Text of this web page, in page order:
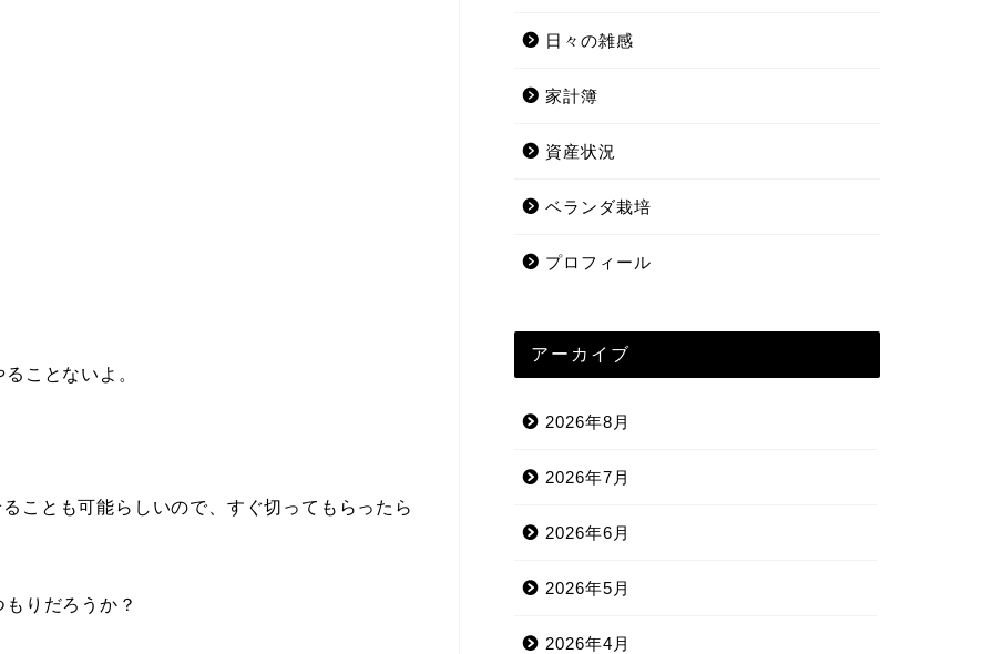
ことないよ。
ことも可能らしいので、すぐ切ってもらったら
りだろうか？
日々の雑感
家計簿
資産状況
ベランダ栽培
プロフィール
アーカイブ
2026年8月
2026年7月
2026年6月
2026年5月
2026年4月